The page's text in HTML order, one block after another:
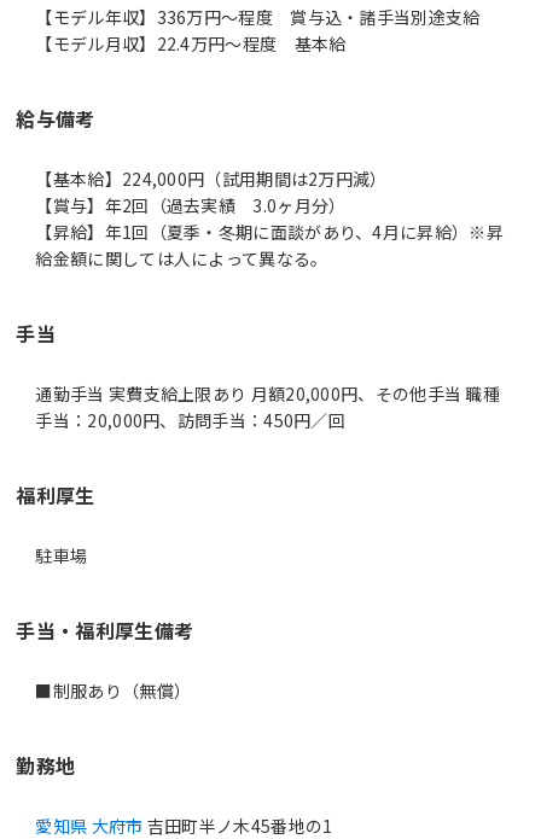
【モデル年収】336万円〜程度 賞与込・諸手当別途支給
【モデル月収】22.4万円〜程度 基本給
給与備考
【基本給】224,000円（試用期間は2万円減）
【賞与】年2回（過去実績 3.0ヶ月分）
【昇給】年1回（夏季・冬期に面談があり、4月に昇給）※昇
手当
通勤手当 実費支給上限あり 月額20,000円、その他手当 職種
手当：20,000円、訪問手当：450円／回
福利厚生
駐車場
手当・福利厚生備考
■制服あり（無償）
勤務地
愛知県 大府市 吉田町半ノ木45番地の1